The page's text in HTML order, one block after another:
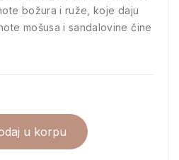
božura i ruže, koje daju
mošusa i sandalovine čine
u korpu